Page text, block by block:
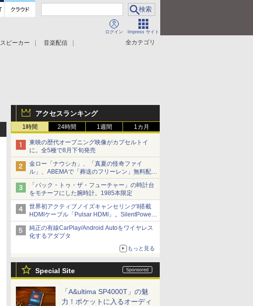
ログイン Impress サイト
全カテゴリ
スピーカー
音楽配信
アクセスランキング
1時間 24時間 1週間 1カ月
東映の歴代オープニング映像がカプセルトイ
に。全5種で8月下旬発売
金ロー「ナウシカ」、「真夏の怪奇ファイ
ル」、ABEMAで「葬送のフリーレン」無料配信
など。夏の特番・配信情報
「バック・トゥ・ザ・フューチャー」の時計台
をモチーフにした腕時計。1985本限定
世界初アクティブノイズキャンセリングII搭載
HDMIケーブル「Pulsar HDMI」。SilentPower
から
純正の有線CarPlay/Android Autoをワイヤレス
化するアダプタ
もっと見る
Special Site
「A&ultima SP4000T」の魅
力！ポケットに入るオーディ